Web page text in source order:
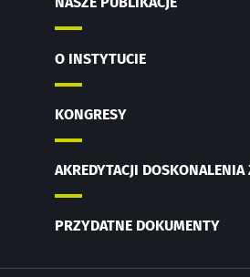
O INSTYTUCIE
KONGRESY
AKREDYTACJI
PRZYDATNE DOKUMENTY